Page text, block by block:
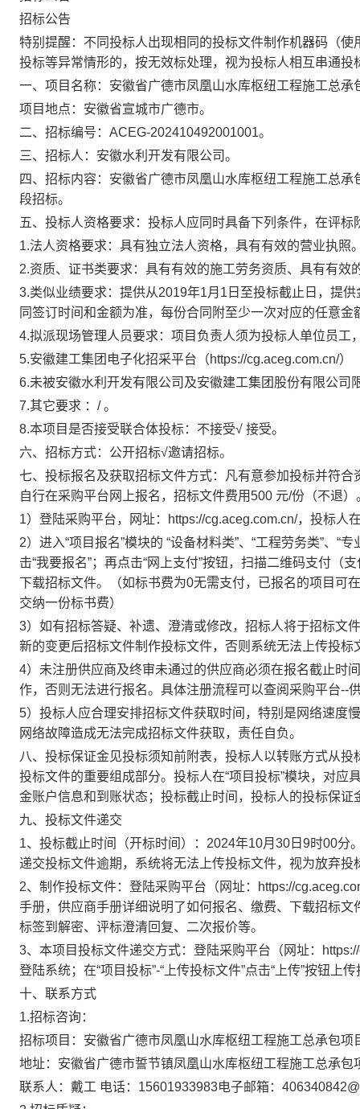
招标公告
特别提醒：不同投标人出现相同的投标文件制作机器码（
投标等异常情形的，按无效标处理，视为投标人相互串通
一、项目名称： 安徽省广德市凤凰山水库枢纽工程施工总承
项目地点： 安徽省宣城市广德市。
二、招标编号： ACEG-202410492001001。
三、招标人： 安徽水利开发有限公司。
四、招标内容： 安徽省广德市凤凰山水库枢纽工程施工总承
段招标。
五、投标人资格要求： 投标人应同时具备下列条件，在评
1.法人资格要求： 具有独立法人资格，具有有效的营业执照
2.资质、证书类要求： 具有有效的施工劳务资质、具有有效
3.类似业绩要求： 提供从2019年1月1日至投标截止日，提
同签订时间和金额为准，每份合同附至少一次对应的任意
4.拟派现场管理人员要求： 项目负责人须为投标人单位员工
5.安徽建工集团电子化招采平台（https://cg.aceg.com.cn/
6.未被安徽水利开发有限公司及安徽建工集团股份有限公司
7.其它要求 ： / 。
8.本项目是否接受联合体投标： 不接受√ 接受。
六、招标方式： 公开招标√邀请招标。
七、投标报名及获取招标文件方式：
凡有意参加投标并符合
自行在采购平台网上报名，招标文件费用500 元/份（不退）
1）登陆采购平台，网址：https://cg.aceg.com.cn/，投标人
2）进入“项目报名”模块的 “设备材料类”、“工程劳务类”、“
击“我要报名”；再点击“网上支付”按钮，扫描二维码支付（
下载招标文件。（如标书费为0无需支付，已报名的项目可
交纳一份标书费）
3）如有招标答疑、补遗、澄清或修改，招标人将于招标文
新的变更后招标文件制作投标文件，否则系统无法上传投标
4）未注册供应商及终审未通过的供应商必须在报名截止时
作，否则无法进行报名。具体注册流程可以查阅采购平台--
5）投标人应合理安排招标文件获取时间，特别是网络速度
网络故障造成无法完成招标文件获取，责任自负。
八、投标保证金见投标须知前附表， 投标人以转账方式从投
投标文件的重要组成部分。投标人在“项目投标”模块，对应
金账户信息和到账状态；投标截止时间，投标人的投标保
九、投标文件递交
1、投标截止时间（开标时间）： 2024年10月 30 日 9时00分
递交投标文件逾期，系统将无法上传投标文件，视为放弃投
2、制作投标文件：登陆采购平台（网址：https://
手册，供应商手册详细说明了如何报名、缴费、下载招标
标签到解密、评标澄清回复、二次报价等。
3、本项目投标文件递交方式：登陆采购平台（网址：
登陆系统；在“项目投标”-“上传投标文件”点击“上传”按钮上
十、联系方式
1.招标咨询：
招标项目： 安徽省广德市凤凰山水库枢纽工程施工总承包项
地址： 安徽省广德市誓节镇凤凰山水库枢纽工程施工总承包
联系人： 戴工 电话： 15601933983电子邮箱：